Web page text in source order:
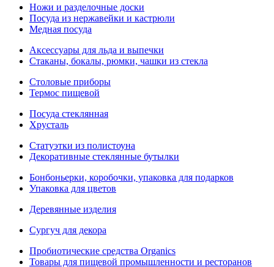
Ножи и разделочные доски
Посуда из нержавейки и кастрюли
Медная посуда
Аксессуары для льда и выпечки
Стаканы, бокалы, рюмки, чашки из стекла
Столовые приборы
Термос пищевой
Посуда стеклянная
Хрусталь
Статуэтки из полистоуна
Декоративные стеклянные бутылки
Бонбоньерки, коробочки, упаковка для подарков
Упаковка для цветов
Деревянные изделия
Сургуч для декора
Пробиотические средства Organics
Товары для пищевой промышленности и ресторанов